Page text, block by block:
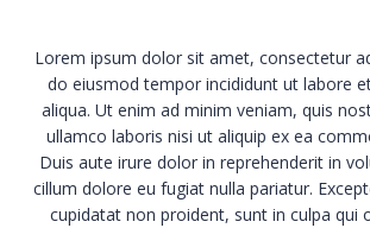
Lorem ipsum dolor sit amet, consectetur
do eiusmod tempor incididunt ut labore
aliqua. Ut enim ad minim veniam, quis
ullamco laboris nisi ut aliquip ex ea
Duis aute irure dolor in reprehenderit in
cillum dolore eu fugiat nulla pariatur.
cupidatat non proident, sunt in culpa qui